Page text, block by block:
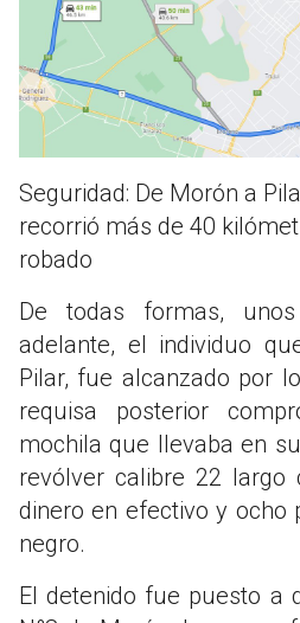
Seguridad: De Morón a
recorrió más de 40
robado
De todas formas,
adelante, el individuo
Pilar, fue alcanzado por
requisa posterior
mochila que llevaba en
revólver calibre 22 largo
dinero en efectivo y ocho
negro.
El detenido fue puesto a